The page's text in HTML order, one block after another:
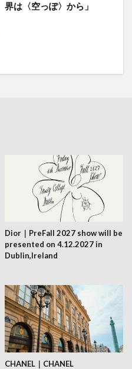
界は〈空っぽ〉から」
Dior｜PreFall 2027 show will be
presented on 4.12.2027 in
Dublin,Ireland
CHANEL｜CHANEL